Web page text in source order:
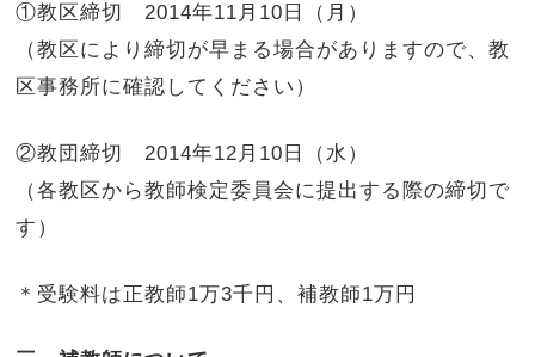
①教区締切 2014年11月10日（月）
（教区により締切が早まる場合がありますので、教
区事務所に確認してください）
②教団締切 2014年12月10日（水）
（各教区から教師検定委員会に提出する際の締切で
す）
＊受験料は正教師1万3千円、補教師1万円